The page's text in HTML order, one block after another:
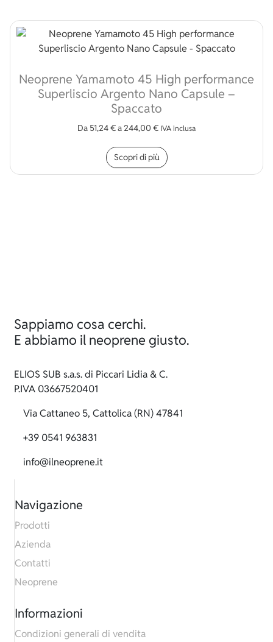
Neoprene Yamamoto 45 High performance
Superliscio Argento Nano Capsule –
Spaccato
Da 51,24€a244,00 € IVA inclusa
Scopri di più
Sappiamo cosa cerchi.
E abbiamo il neoprene giusto.
ELIOS SUB s.a.s. di Piccari Lidia & C.
P.IVA 03667520401
Via Cattaneo 5, Cattolica (RN) 47841
+39 0541 963831
info@ilneoprene.it
Navigazione
Prodotti
Azienda
Contatti
Neoprene
Informazioni
Condizioni generali di vendita